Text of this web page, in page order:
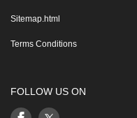
Sitemap.html
Terms Conditions
FOLLOW US ON